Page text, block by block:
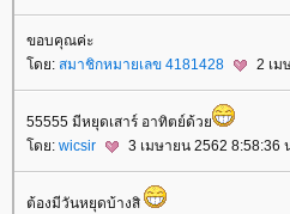
ขอบคุณค่ะ
ดย: สมาชิกหมายเลข 4181428 2 เม
55555 มีหยุดเสาร์ อาทิตย์ด้ว
ดย: wicsir 3 เมษายน 2562 8:58:36
ต้องมีวันหยุดบ้างสิ